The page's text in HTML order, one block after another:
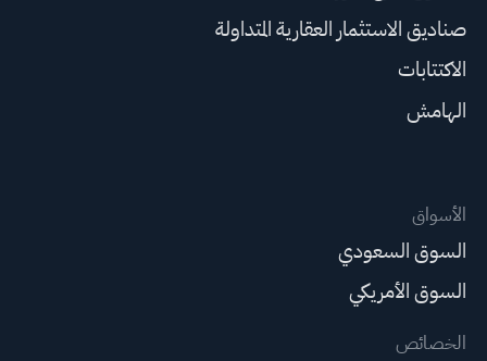
صناديق الاستثمار العقارية المتداولة
الاكتتابات
الهامش
الأسواق
السوق السعودي
السوق الأمريكي
الخصائص